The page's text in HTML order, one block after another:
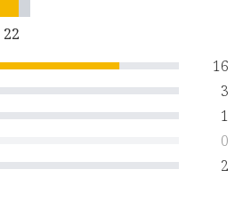
22
16
3
1
0
2